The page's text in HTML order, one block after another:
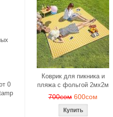
0
Коврик для пикника и
пляжа с фольгой 2мх2м
700сом 600сом